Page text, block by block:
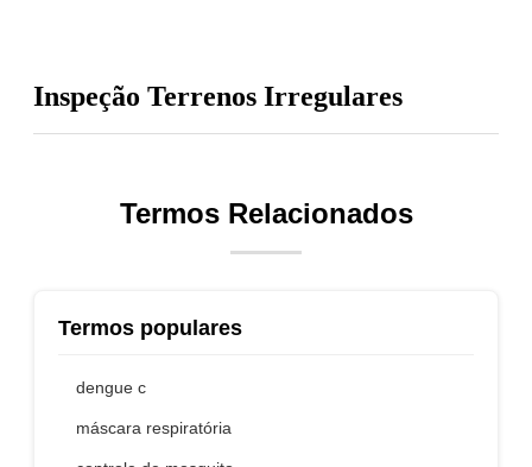
Inspeção Terrenos Irregulares
Termos Relacionados
Termos populares
dengue c
máscara respiratória